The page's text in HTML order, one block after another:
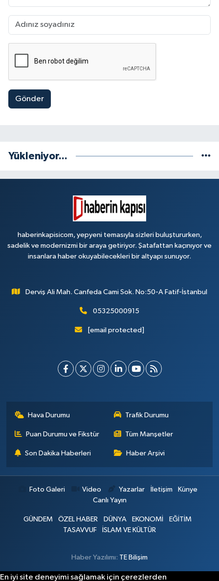
Gönder
Yükleniyor...
haberinkapisicom, yepyeni temasıyla sizleri buluştururken,
sadelik ve modernizmi bir araya getiriyor. Şatafattan kaçınıyor ve
insanlara haber okuyabilecekleri bir altyapı sunuyor.
Derviş Ali Mah. Canfeda Cami Sok. No:50-A Fatif-İstanbul
05325000915
[email protected]
Hava Durumu Trafik Durumu
Puan Durumu ve Fikstür Tüm Manşetler
Son Dakika Haberleri Haber Arşivi
Foto Galeri Video Yazarlar İletişim
Künye
Canlı Yayın
GÜNDEM ÖZEL HABER DÜNYA EKONOMİ
EĞİTİM
TASAVVUF
İSLAM VE KÜLTÜR
Haber Yazılımı: TE Bilişim
En iyi site deneyimi sağlamak için çerezlerden